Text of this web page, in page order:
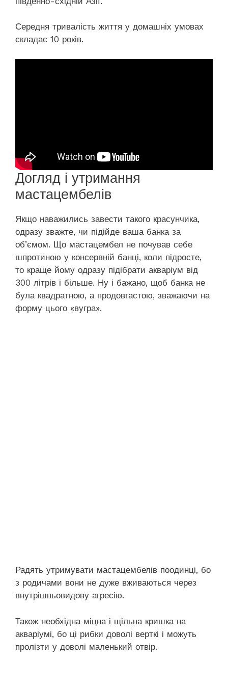
Середня тривалість життя у домашніх умовах
складає 10 років.
Догляд і утримання
мастацембелів
Якщо наважились завести такого красунчика,
одразу зважте, чи підійде ваша банка за
об’ємом. Що мастацембел не почував себе
шпротиною у консервній банці, коли підросте,
то краще йому одразу підібрати акваріум від
300 літрів і більше. Ну і бажано, щоб банка не
була квадратною, а продовгастою, зважаючи на
форму цього «вугра».
Радять утримувати мастацембелів поодинці, бо
з родичами вони не дуже вживаються через
внутрішньовидову агресію.
Також необхідна міцна і щільна кришка на
акваріумі, бо ці рибки доволі верткі і можуть
пролізти у доволі маленький отвір.